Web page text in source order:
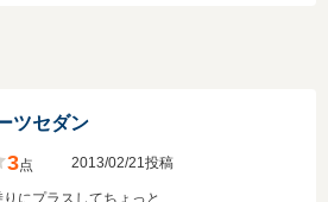
ツセダン
3点 2013/02/21投稿
にプラスしてちょっと